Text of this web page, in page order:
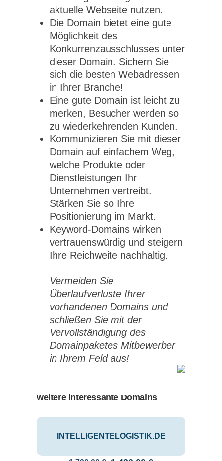
aktuelle Webseite nutzen.
Die Domain bietet eine gute
Möglichkeit des
Konkurrenzausschlusses unter
dieser Domain. Sichern Sie
sich die besten Webadressen
in Ihrer Branche!
Eine gute Domain ist leicht zu
merken, Besucher werden so
zu wiederkehrenden Kunden.
Kommunizieren Sie mit dieser
Domain auf einfachem Weg,
welche Produkte oder
Dienstleistungen Ihr
Unternehmen vertreibt.
Stärken Sie so Ihre
Positionierung im Markt.
Keyword-Domains wirken
vertrauenswürdig und steigern
Ihre Reichweite nachhaltig.
Vermeiden Sie
Überlaufverluste Ihrer
vorhandenen Domains und
schließen Sie mit der
Vervollständigung des
Domainpaketes Mitbewerber
in Ihrem Feld aus!
weitere interessante Domains
INTELLIGENTELOGISTIK.DE